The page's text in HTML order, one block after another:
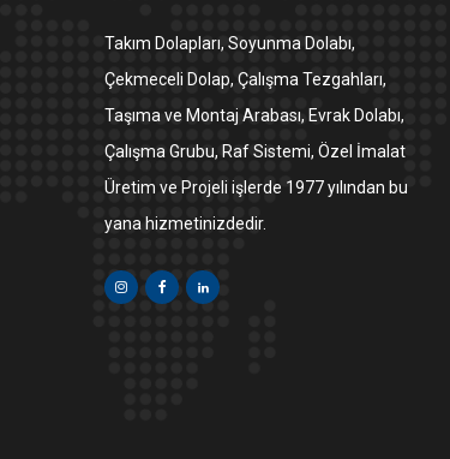
Takım Dolapları, Soyunma Dolabı,
Çekmeceli Dolap, Çalışma Tezgahları,
Taşıma ve Montaj Arabası, Evrak Dolabı,
Çalışma Grubu, Raf Sistemi, Özel İmalat
Üretim ve Projeli işlerde 1977 yılından bu
yana hizmetinizdedir.